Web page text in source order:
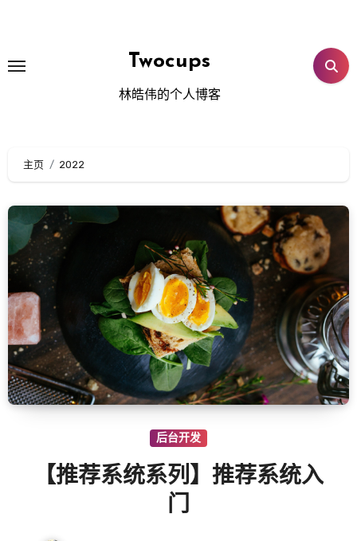
内
Twocups
林皓伟的个人博客
主页 2022
后台开发
【推荐系统系列】推荐系统入
门